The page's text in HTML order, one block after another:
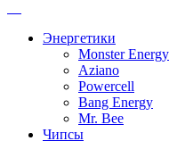
Энергетики
Monster Energy
Aziano
Powercell
Bang Energy
Mr. Bee
Чипсы